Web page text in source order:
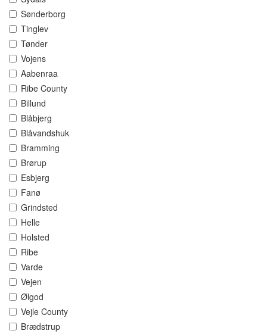
Sønderborg
Tinglev
Tønder
Vojens
Aabenraa
Ribe County
Billund
Blåbjerg
Blåvandshuk
Bramming
Brørup
Esbjerg
Fanø
Grindsted
Helle
Holsted
Ribe
Varde
Vejen
Ølgod
Vejle County
Brædstrup